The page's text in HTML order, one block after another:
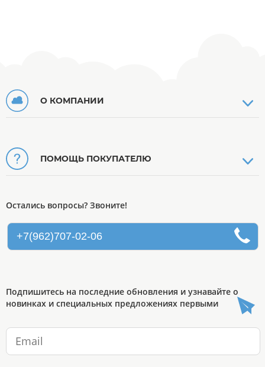
О КОМПАНИИ
ПОМОЩЬ ПОКУПАТЕЛЮ
Остались вопросы? Звоните!
+7(962)707-02-06
Подпишитесь на последние обновления и узнавайте о
новинках и специальных предложениях первыми